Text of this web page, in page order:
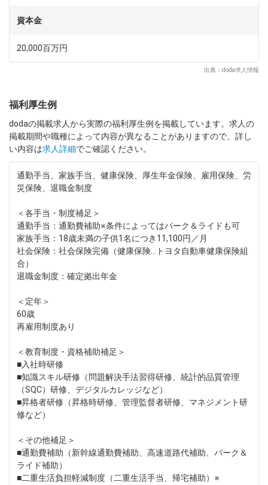
とノウハウを基に、これからもクルマ社会の未来を切り拓いて
（3）事業そのものが社会貢献…現在、世界中の自動車メーカ
ーで環境負荷の低いクルマの開発競争が進んでいます。同社が
手掛ける電池は、世界中で進むエコカー開発のまさに中核を担
がけた仕事が、地球環境・エネルギー問題に大きく寄与してい
るという自負を胸に、社員一丸となって更なる品質向上・社会
貢献に努めています。同社が目指しているのは、HEV・BEV用
電池事業を通じ、環境・エネルギー領域で社会に貢献すること
です。
資本金
20,000百万円
出典：doda求人情報
福利厚生例
dodaの掲載求人から実際の福利厚生例を掲載しています。求人の
掲載期間や職種によって内容が異なることがありますので、詳し
い内容は求人詳細でご確認ください。
通勤手当、家族手当、健康保険、厚生年金保険、雇用保険、労
災保険、退職金制度
＜各手当・制度補足＞
通勤手当：通勤費補助※条件によってはパーク＆ライドも可
家族手当：18歳未満の子供1名につき11,100円／月
社会保険：社会保険完備（健康保険…トヨタ自動車健康保険組
合）
退職金制度：確定拠出年金
＜定年＞
60歳
再雇用制度あり
＜教育制度・資格補助補足＞
■入社時研修
■知識スキル研修（問題解決手法習得研修、統計的品質管理
（SQC）研修、デジタルカレッジなど）
■昇格者研修（昇格時研修、管理監督者研修、マネジメント研
修など）
＜その他補足＞
■通勤費補助（新幹線通勤費補助、高速道路代補助、パーク＆
ライド補助）
■二重生活負担軽減制度（二重生活手当、帰宅補助）※